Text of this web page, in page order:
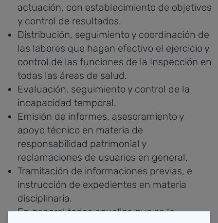
actuación, con establecimiento de objetivos
y control de resultados.
Distribución, seguimiento y coordinación de
las labores que hagan efectivo el ejercicio y
control de las funciones de la Inspección en
todas las áreas de salud.
Evaluación, seguimiento y control de la
incapacidad temporal.
Emisión de informes, asesoramiento y
apoyo técnico en materia de
responsabilidad patrimonial y
reclamaciones de usuarios en general.
Tramitación de informaciones previas, e
instrucción de expedientes en materia
disciplinaria.
En general todas aquellas que se le